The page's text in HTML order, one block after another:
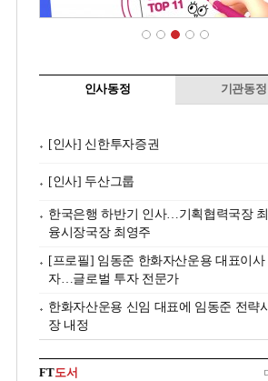
인사동정 기관동정
[인사] 신한투자증권
[인사] 두산그룹
한국은행 하반기 인사…기획협력국장
융시장국장 최영주
[프로필] 임동준 한화자산운용 대표이사
자…글로벌 투자 전문가
한화자산운용 신임 대표에 임동준 전략
장 내정
FT도서